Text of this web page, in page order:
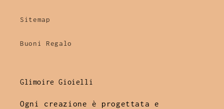
Sitemap
Buoni Regalo
Glimoire Gioielli
Ogni creazione è progettata e